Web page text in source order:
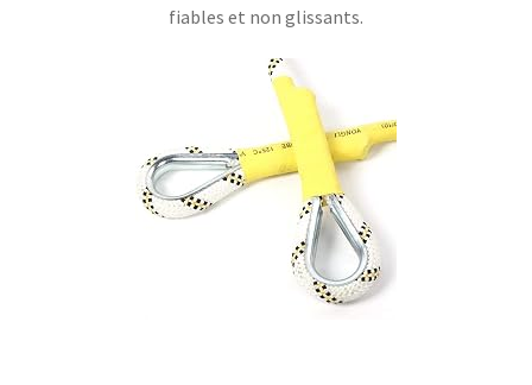
fiables et non glissants.